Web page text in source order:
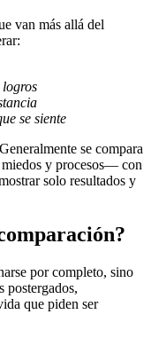
van más allá del
se siente
se compara
y procesos— con
solo resultados y
por completo, sino
postergados,
que piden ser